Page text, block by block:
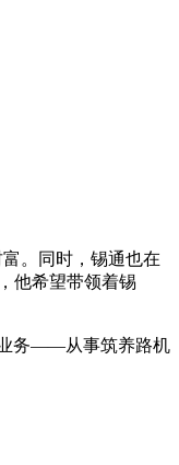
。同时，锡通也在
他希望带领着锡
务——从事筑养路机